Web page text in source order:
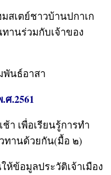
มสเตย์ชาวบ้านปกาเก
านร่วมกับเจ้าของ
พันธ์อาสา
.2561
า เพื่อเรียนรู้การทำ
ทานด้วยกัน(มื้อ ๒)
ห้ข้อมูลประวัติเจ้าเมือง